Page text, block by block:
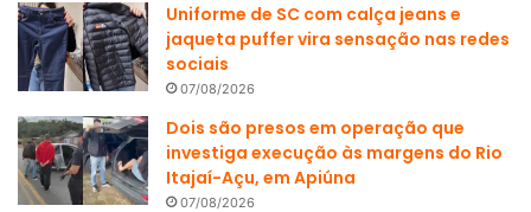
Uniforme de SC com calça jeans e
jaqueta puffer vira sensação nas redes
sociais
07/08/2026
Dois são presos em operação que
investiga execução às margens do Rio
Itajaí-Açu, em Apiúna
07/08/2026